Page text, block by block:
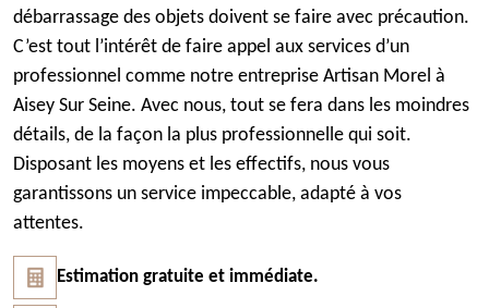
débarrassage des objets doivent se faire avec précaution.
C’est tout l’intérêt de faire appel aux services d’un
professionnel comme notre entreprise Artisan Morel à
Aisey Sur Seine. Avec nous, tout se fera dans les moindres
détails, de la façon la plus professionnelle qui soit.
Disposant les moyens et les effectifs, nous vous
garantissons un service impeccable, adapté à vos
attentes.
Estimation gratuite et immédiate.